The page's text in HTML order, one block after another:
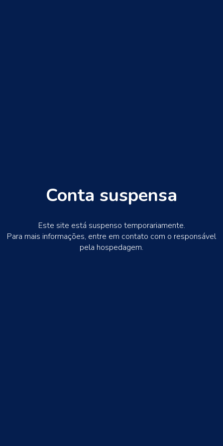
Conta suspensa
Este site está suspenso temporariamente.
Para mais informações, entre em contato com o responsável
pela hospedagem.